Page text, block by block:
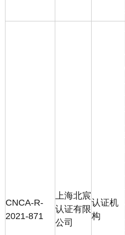
CNCA-R-
2021-871
上海北宸
认证有限
公司
认证机
构